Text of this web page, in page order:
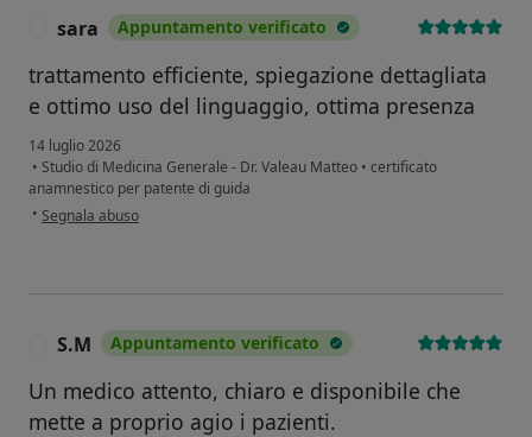
sara Appuntamento verificato
trattamento efficiente, spiegazione dettagliata
e ottimo uso del linguaggio, ottima presenza
14 luglio 2026
• Studio di Medicina Generale - Dr. Valeau Matteo • certificato
anamnestico per patente di guida
• secondo l'opinione dell'utente sara
Segnala abuso
S.M Appuntamento verificato
Un medico attento, chiaro e disponibile che
mette a proprio agio i pazienti.